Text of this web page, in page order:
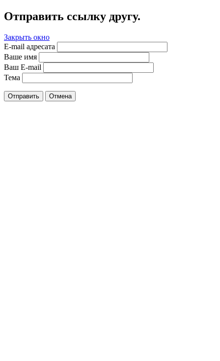
Отправить ссылку другу.
Закрыть окно
E-mail адресата
Ваше имя
Ваш E-mail
Тема
Отправить Отмена